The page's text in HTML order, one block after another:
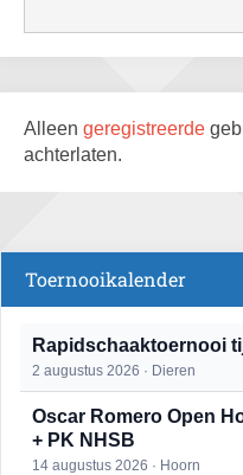
Alleen geregistreerde
achterlaten.
Toernooikalender
Rapidschaaktoernooi
2 augustus 2026 · Dieren
Oscar Romero Open
+ PK NHSB
14 augustus 2026 · Hoorn